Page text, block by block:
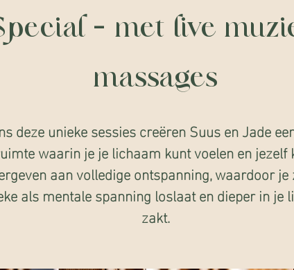
- met live
massages
deze unieke sessies creëren Suus en Jade
waarin je je lichaam kunt voelen en jezelf
aan volledige ontspanning, waardoor
als mentale spanning loslaat en dieper in je
zakt.